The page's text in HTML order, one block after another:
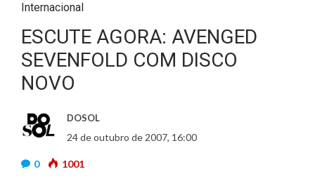
Internacional
ESCUTE AGORA: AVENGED
SEVENFOLD COM DISCO
NOVO
DOSOL
24 de outubro de 2007, 16:00
0 1001